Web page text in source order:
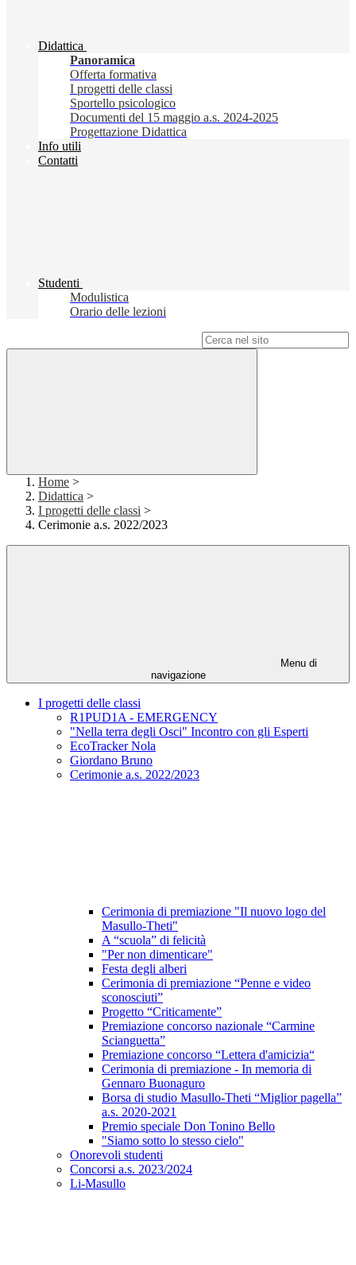
Didattica
Panoramica
Offerta formativa
I progetti delle classi
Sportello psicologico
Documenti del 15 maggio a.s. 2024-2025
Progettazione Didattica
Info utili
Contatti
Studenti
Modulistica
Orario delle lezioni
Home >
Didattica >
I progetti delle classi >
Cerimonie a.s. 2022/2023
Menu di
navigazione
I progetti delle classi
R1PUD1A - EMERGENCY
"Nella terra degli Osci" Incontro con gli Esperti
EcoTracker Nola
Giordano Bruno
Cerimonie a.s. 2022/2023
Cerimonia di premiazione "Il nuovo logo del
Masullo-Theti"
A “scuola” di felicità
"Per non dimenticare"
Festa degli alberi
Cerimonia di premiazione “Penne e video
sconosciuti”
Progetto “Criticamente”
Premiazione concorso nazionale “Carmine
Scianguetta”
Premiazione concorso “Lettera d'amicizia“
Cerimonia di premiazione - In memoria di
Gennaro Buonaguro
Borsa di studio Masullo-Theti “Miglior pagella”
a.s. 2020-2021
Premio speciale Don Tonino Bello
"Siamo sotto lo stesso cielo"
Onorevoli studenti
Concorsi a.s. 2023/2024
Li-Masullo